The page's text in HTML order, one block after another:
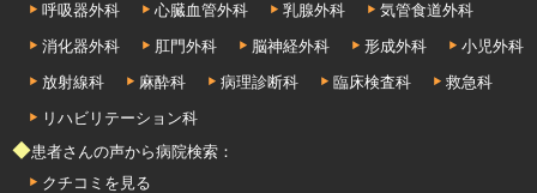
呼吸器外科
心臓血管外科 乳腺外科
気管食道外科
消化器外科
肛門外科 脳神経外科 形成外科
小児外科
放射線科
麻酔科 病理診断科 臨床検査科
救急科
リハビリテーション科
◆患者さんの声から病院検索：
クチコミを見る